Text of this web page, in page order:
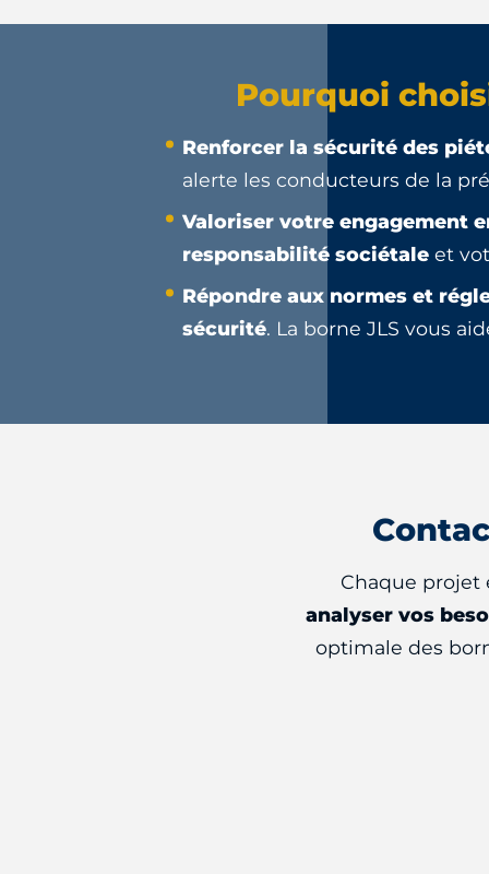
Pourquoi
Renforcer la sécurité des
alerte les conducteurs de la
Valoriser votre engagement
responsabilité sociétale et
Répondre aux normes et
sécurité. La borne JLS vous
Chaque projet
analyser vos
optimale des